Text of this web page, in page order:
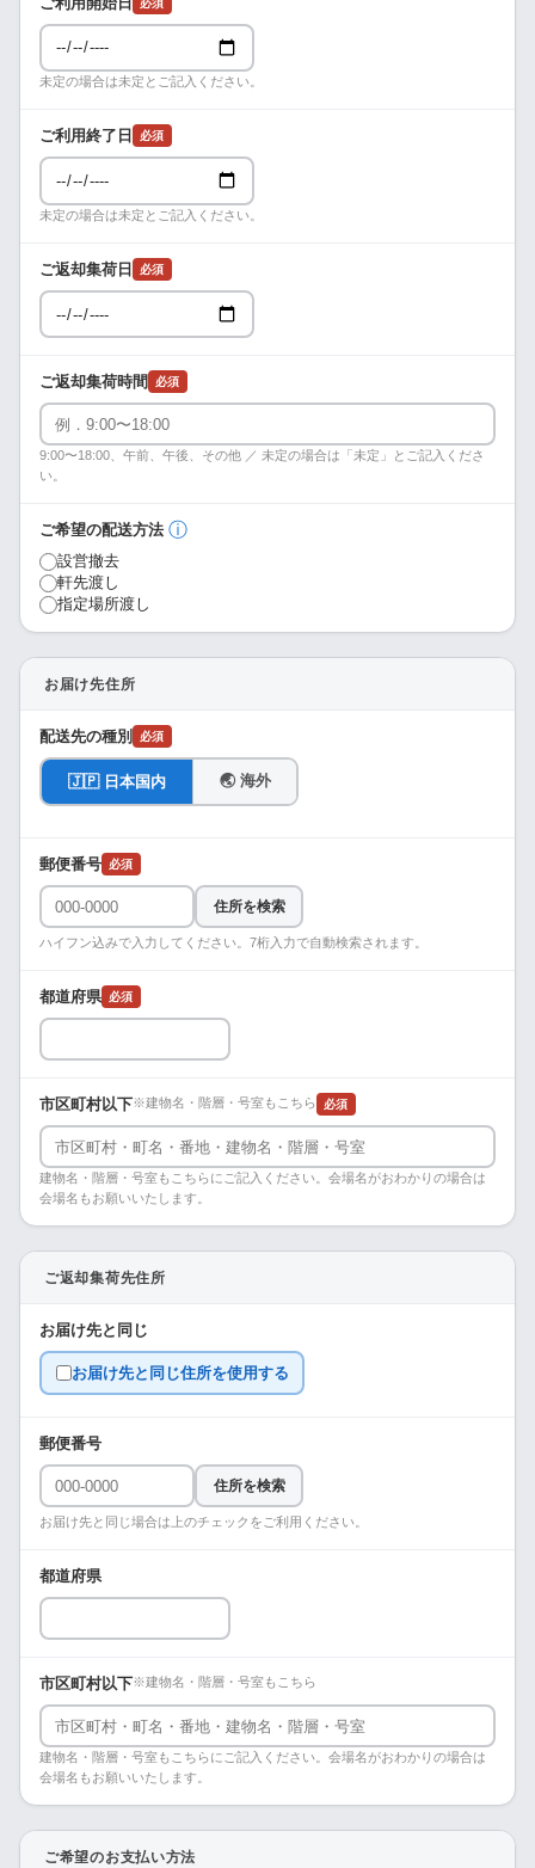
未定の場合は未定とご記入ください。
ご利用終了日 必須
未定の場合は未定とご記入ください。
ご返却集荷日 必須
ご返却集荷時間 必須
9:00〜18:00、午前、午後、その他 ／ 未定の場合は「未定」とご記入くださ
い。
ご希望の配送方法 ⓘ
設営撤去
軒先渡し
指定場所渡し
お届け先住所
配送先の種別 必須
🇯🇵 日本国内 🌏 海外
郵便番号 必須
住所を検索
ハイフン込みで入力してください。7桁入力で自動検索されます。
都道府県 必須
市区町村以下※建物名・階層・号室もこちら 必須
建物名・階層・号室もこちらにご記入ください。会場名がおわかりの場合は
会場名もお願いいたします。
ご返却集荷先住所
お届け先と同じ
お届け先と同じ住所を使用する
郵便番号
住所を検索
お届け先と同じ場合は上のチェックをご利用ください。
都道府県
市区町村以下※建物名・階層・号室もこちら
建物名・階層・号室もこちらにご記入ください。会場名がおわかりの場合は
会場名もお願いいたします。
ご希望のお支払い方法